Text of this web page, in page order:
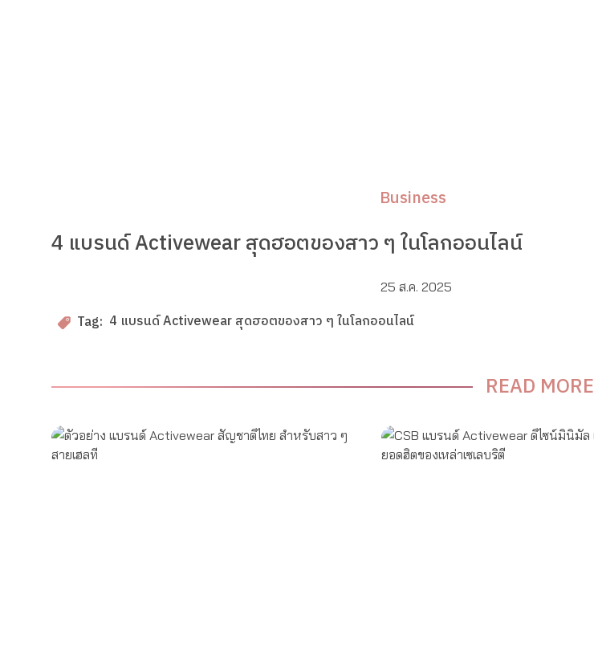
Business
4 แบรนด์ Activewear สุดฮอตของสาว ๆ ในโลกออนไลน์
25 ส.ค. 2025
Tag: 4 แบรนด์ Activewear สุดฮอตของสาว ๆ ในโลกออนไลน์
READ MORE